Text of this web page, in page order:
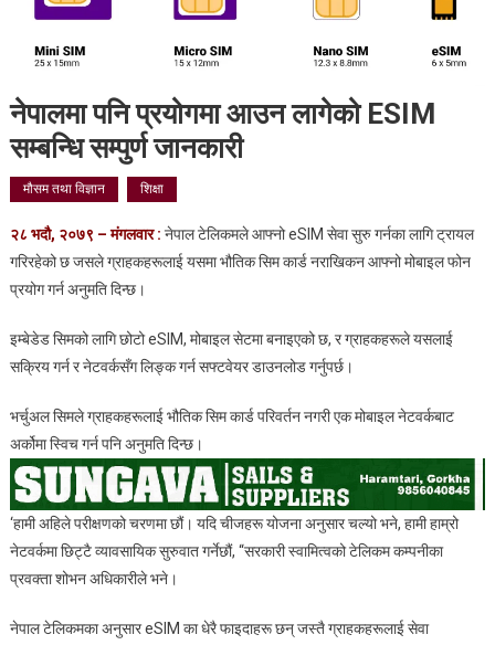
नेपालमा पनि प्रयोगमा आउन लागेको ESIM
सम्बन्धि सम्पुर्ण जानकारी
मौसम तथा विज्ञान शिक्षा
२८ भदौ, २०७९ – मंगलवार : नेपाल टेलिकमले आफ्नो eSIM सेवा सुरु गर्नका लागि ट्रायल
गरिरहेको छ जसले ग्राहकहरूलाई यसमा भौतिक सिम कार्ड नराखिकन आफ्नो मोबाइल फोन
प्रयोग गर्न अनुमति दिन्छ।
इम्बेडेड सिमको लागि छोटो eSIM, मोबाइल सेटमा बनाइएको छ, र ग्राहकहरूले यसलाई
सक्रिय गर्न र नेटवर्कसँग लिङ्क गर्न सफ्टवेयर डाउनलोड गर्नुपर्छ।
भर्चुअल सिमले ग्राहकहरूलाई भौतिक सिम कार्ड परिवर्तन नगरी एक मोबाइल नेटवर्कबाट
अर्कोमा स्विच गर्न पनि अनुमति दिन्छ।
‘हामी अहिले परीक्षणको चरणमा छौं। यदि चीजहरू योजना अनुसार चल्यो भने, हामी हाम्रो
नेटवर्कमा छिट्टै व्यावसायिक सुरुवात गर्नेछौं, “सरकारी स्वामित्वको टेलिकम कम्पनीका
प्रवक्ता शोभन अधिकारीले भने।
नेपाल टेलिकमका अनुसार eSIM का धेरै फाइदाहरू छन् जस्तै ग्राहकहरूलाई सेवा